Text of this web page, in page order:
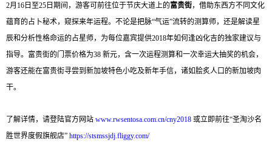
2月16日至25日期间，游客可前往位于节庆大道上的富贵街，借助东西方不同文化
蕴育的占卜秘术，窥探来年运程。不论是把脉“气运”流转的测算师，还是解读星
辰和分析性格命运的占星师，为每位嘉宾提供2018年如何逢凶化吉的独家建议与
指导。富贵街的门票价格为38 新元，含一次运程测算和一次幸运大抽奖的机会，
游客还能在富贵街寻尝到新加坡特色小吃及新年手信，诸如脍炙人口的新加坡肉
干。
了解详情，请登陆官方网站 www.rwsentosa.com.cn/cny2018 或立即前往“圣淘沙名
胜世界度假旗舰店” https://stsmssjdj.fliggy.com/